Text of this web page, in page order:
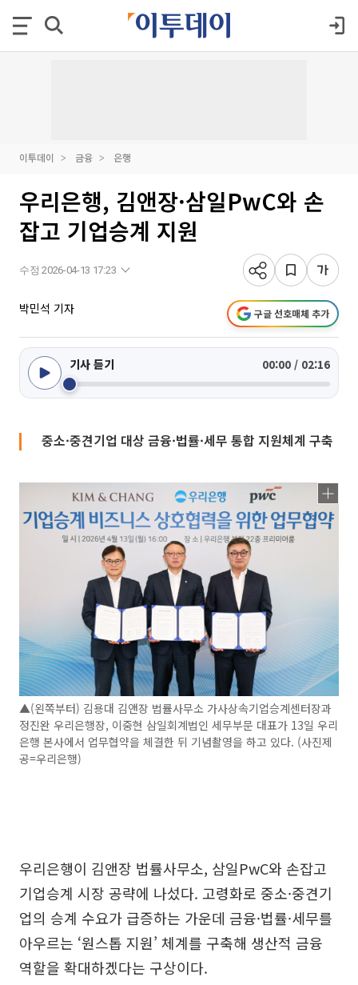
이투데이 금융 은행
우리은행, 김앤장·삼일PwC와 손
잡고 기업승계 지원
수정 2026-04-13 17:23
박민석 기자 구글 선호매체 추가
기사 듣기 00:00 / 02:16
중소·중견기업 대상 금융·법률·세무 통합 지원체계 구축
▲(왼쪽부터) 김용대 김앤장 법률사무소 가사상속기업승계센터장과
정진완 우리은행장, 이중현 삼일회계법인 세무부문 대표가 13일 우리
은행 본사에서 업무협약을 체결한 뒤 기념촬영을 하고 있다. (사진제
공=우리은행)
우리은행이 김앤장 법률사무소, 삼일PwC와 손잡고
기업승계 시장 공략에 나섰다. 고령화로 중소·중견기
업의 승계 수요가 급증하는 가운데 금융·법률·세무를
아우르는 ‘원스톱 지원’ 체계를 구축해 생산적 금융
역할을 확대하겠다는 구상이다.